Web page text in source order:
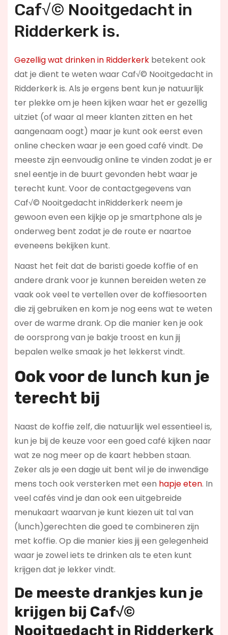
Caf√© Nooitgedacht in
Ridderkerk is.
Gezellig wat drinken in Ridderkerkbetekent ook
dat je dient te weten waar Caf√© Nooitgedacht in
Ridderkerk is. Als je ergens bent kun je natuurlijk
ter plekke om je heen kijken waar het er gezellig
uitziet (of waar al meer klanten zitten en het
aangenaam oogt) maar je kunt ook eerst even
online checken waar je een goed café vindt. De
meeste zijn eenvoudig online te vinden zodat je er
snel eentje in de buurt gevonden hebt waar je
terecht kunt. Voor de contactgegevens van
Caf√© Nooitgedacht inRidderkerk neem je
gewoon even een kijkje op je smartphone als je
onderweg bent zodat je de route er naartoe
eveneens bekijken kunt.
Naast het feit dat de baristi goede koffie of en
andere drank voor je kunnen bereiden weten ze
vaak ook veel te vertellen over de koffiesoorten
die zij gebruiken en kom je nog eens wat te weten
over de warme drank. Op die manier ken je ook
de oorsprong van je bakje troost en kun jij
bepalen welke smaak je het lekkerst vindt.
Ook voor de lunch kun je
terecht bij
Naast de koffie zelf, die natuurlijk wel essentieel is,
kun je bij de keuze voor een goed café kijken naar
wat ze nog meer op de kaart hebben staan.
Zeker als je een dagje uit bent wil je de inwendige
mens toch ook versterken met een hapje eten. In
veel cafés vind je dan ook een uitgebreide
menukaart waarvan je kunt kiezen uit tal van
(lunch)gerechten die goed te combineren zijn
met koffie. Op die manier kies jij een gelegenheid
waar je zowel iets te drinken als te eten kunt
krijgen dat je lekker vindt.
De meeste drankjes kun je
krijgen bij Caf√©
Nooitgedacht in Ridderkerk